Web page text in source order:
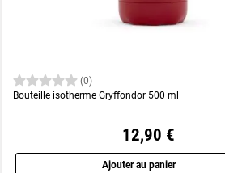
(0)
Bouteille isotherme Gryffondor 500 ml
12,90 €
Ajouter au panier